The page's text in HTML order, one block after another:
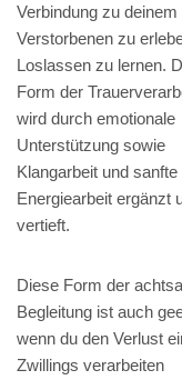
Verbindung zu deinem
Verstorbenen zu
Loslassen zu lernen.
Form der
wird durch emotionale
Unterstützung sowie
Klangarbeit und sanfte
Energiearbeit ergänzt
vertieft.
Diese Form der
Begleitung ist auch
wenn du den Verlust
Zwillings verarbeiten